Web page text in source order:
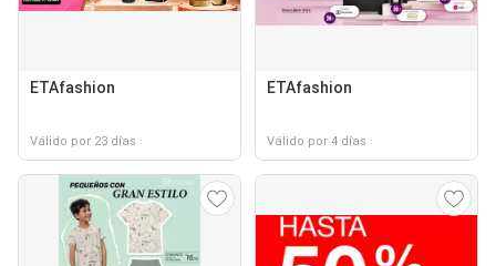
ETAfashion
Válido por 23 días
ETAfashion
Válido por 4 días